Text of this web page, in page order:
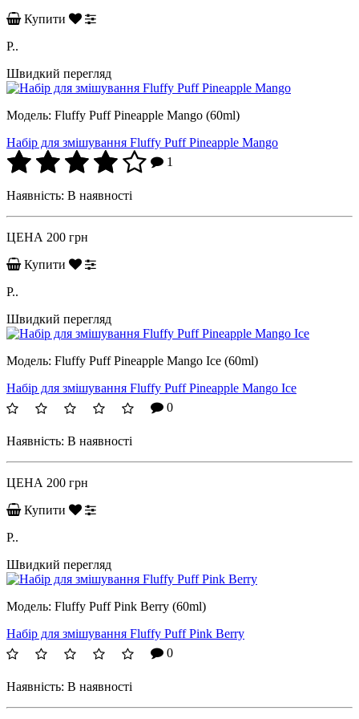
Купити
P..
Швидкий перегляд
Модель: Fluffy Puff Pineapple Mango (60ml)
Набір для змішування Fluffy Puff Pineapple Mango
1
Наявність: В наявності
ЦЕНА 200 грн
Купити
P..
Швидкий перегляд
Модель: Fluffy Puff Pineapple Mango Ice (60ml)
Набір для змішування Fluffy Puff Pineapple Mango Ice
0
Наявність: В наявності
ЦЕНА 200 грн
Купити
P..
Швидкий перегляд
Модель: Fluffy Puff Pink Berry (60ml)
Набір для змішування Fluffy Puff Pink Berry
0
Наявність: В наявності